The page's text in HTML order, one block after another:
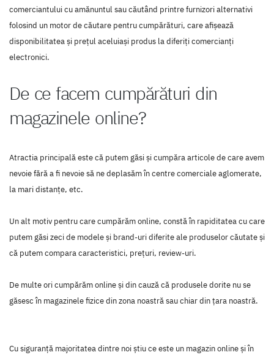
comerciantului cu amănuntul sau căutând printre furnizori alternativi
folosind un motor de căutare pentru cumpărături, care afișează
disponibilitatea și prețul aceluiași produs la diferiți comercianți
electronici.
De ce facem cumpărături din
magazinele online?
Atractia principală este că putem găsi și cumpăra articole de care avem
nevoie fără a fi nevoie să ne deplasăm în centre comerciale aglomerate,
la mari distanţe, etc.
Un alt motiv pentru care cumpărăm online, constă în rapiditatea cu care
putem găsi zeci de modele şi brand-uri diferite ale produselor căutate şi
că putem compara caracteristici, preţuri, review-uri.
De multe ori cumpărăm online şi din cauză că produsele dorite nu se
găsesc în magazinele fizice din zona noastră sau chiar din ţara noastră.
Cu siguranţă majoritatea dintre noi ştiu ce este un magazin online şi în